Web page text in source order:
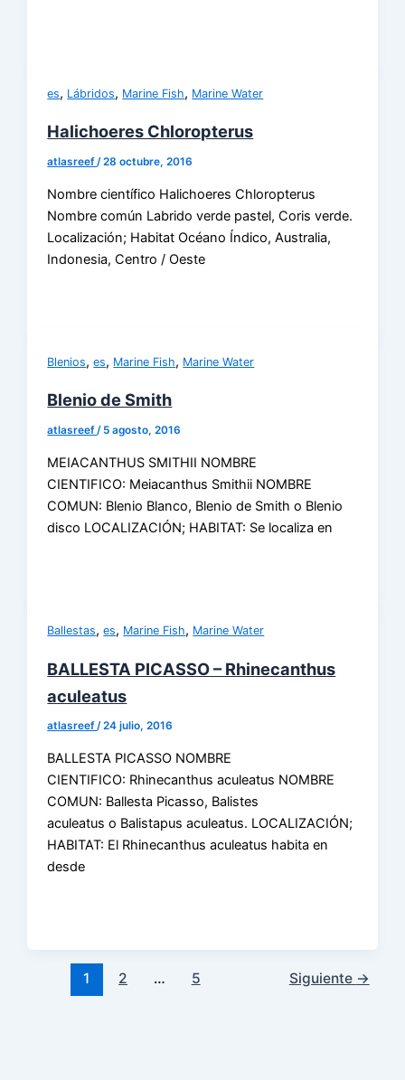
es, Lábridos, Marine Fish, Marine Water
Halichoeres Chloropterus
atlasreef/28 octubre, 2016
Nombre científico Halichoeres Chloropterus
Nombre común Labrido verde pastel, Coris verde.
Localización; Habitat Océano Índico, Australia,
Indonesia, Centro / Oeste
Blenios,es, Marine Fish, Marine Water
Blenio de Smith
atlasreef/ 5 agosto, 2016
MEIACANTHUS SMITHII NOMBRE
CIENTIFICO: Meiacanthus Smithii NOMBRE
COMUN: Blenio Blanco, Blenio de Smith o Blenio
disco LOCALIZACIÓN; HABITAT: Se localiza en
Ballestas,es, Marine Fish, Marine Water
BALLESTA PICASSO – Rhinecanthus
aculeatus
atlasreef/24 julio, 2016
BALLESTA PICASSO NOMBRE
CIENTIFICO: Rhinecanthus aculeatus NOMBRE
COMUN: Ballesta Picasso, Balistes
aculeatus o Balistapus aculeatus. LOCALIZACIÓN;
HABITAT: El Rhinecanthus aculeatus habita en
desde
1 2 … 5 Siguiente →